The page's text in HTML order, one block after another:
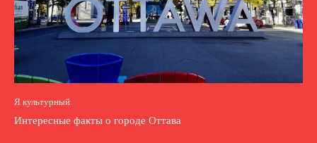
Я культурный
Интересные факты о городе Оттава